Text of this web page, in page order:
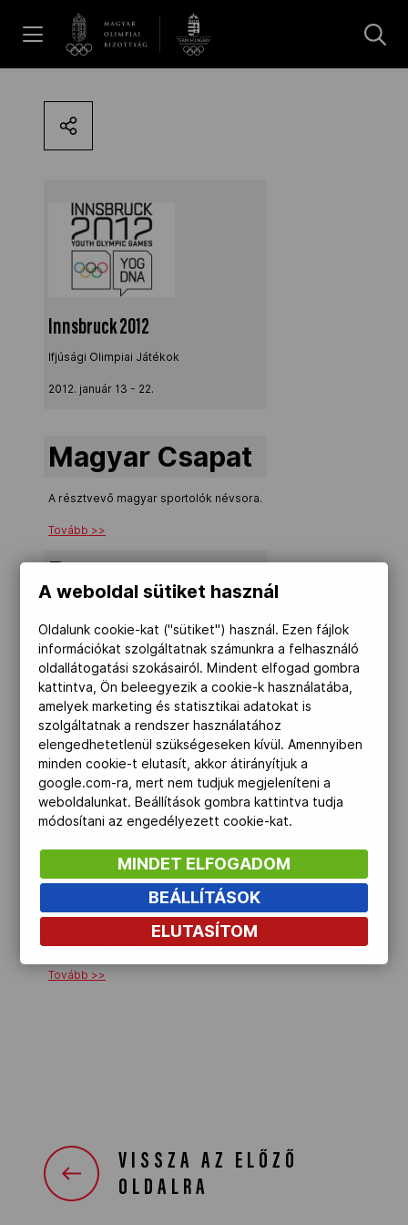
Hírek
Dakar 2026
Los Angeles 2028
MOB
Kettőskarrier-program
NOB
OVEP
Adatbank
Innsbruck 2012
Ifjúsági Olimpiai Játékok
2012. január 13 - 22.
Magyar Csapat
A résztvevő magyar sportolók névsora.
Tovább >>
Program
Tovább >>
Helyszínek
Az egyes versenyszámok helyszínei.
Tovább >>
Magyar eredmények
A magyar csapat 1-6. helyezései
Tovább >>
VISSZA AZ ELŐZŐ
OLDALRA
A weboldal sütiket használ
Oldalunk cookie-kat ("sütiket") használ. Ezen fájlok
információkat szolgáltatnak számunkra a felhasználó
oldallátogatási szokásairól. Mindent elfogad gombra
kattintva, Ön beleegyezik a cookie-k használatába,
amelyek marketing és statisztikai adatokat is
szolgáltatnak a rendszer használatához
elengedhetetlenül szükségeseken kívül. Amennyiben
minden cookie-t elutasít, akkor átirányítjuk a
google.com-ra, mert nem tudjuk megjeleníteni a
weboldalunkat. Beállítások gombra kattintva tudja
módosítani az engedélyezett cookie-kat.
MINDET ELFOGADOM
BEÁLLÍTÁSOK
ELUTASÍTOM